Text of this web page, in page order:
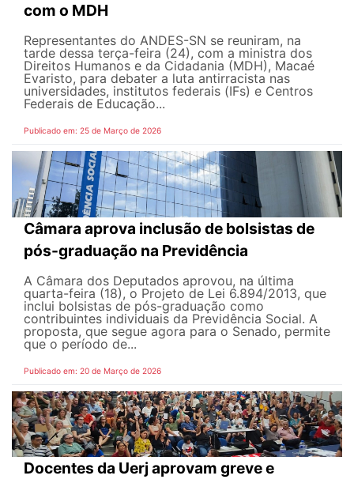
com o MDH
Representantes do ANDES-SN se reuniram, na
tarde dessa terça-feira (24), com a ministra dos
Direitos Humanos e da Cidadania (MDH), Macaé
Evaristo, para debater a luta antirracista nas
universidades, institutos federais (IFs) e Centros
Federais de Educação...
Publicado em: 25 de Março de 2026
Câmara aprova inclusão de bolsistas de
pós-graduação na Previdência
A Câmara dos Deputados aprovou, na última
quarta-feira (18), o Projeto de Lei 6.894/2013, que
inclui bolsistas de pós-graduação como
contribuintes individuais da Previdência Social. A
proposta, que segue agora para o Senado, permite
que o período de...
Publicado em: 20 de Março de 2026
Docentes da Uerj aprovam greve e